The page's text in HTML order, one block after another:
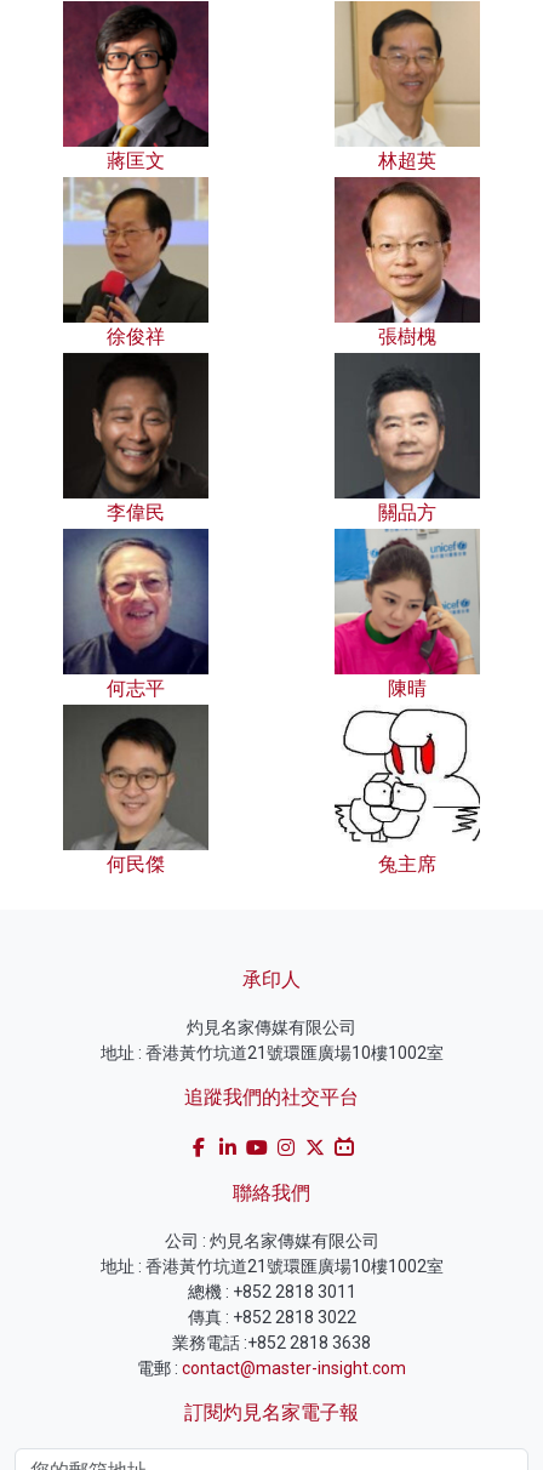
蔣匡文 林超英
徐俊祥 張樹槐
李偉民 關品方
何志平 陳晴
何民傑 兔主席
承印人
灼見名家傳媒有限公司
地址 : 香港黃竹坑道21號環匯廣場10樓1002室
追蹤我們的社交平台
聯絡我們
公司 : 灼見名家傳媒有限公司
地址 : 香港黃竹坑道21號環匯廣場10樓1002室
總機 : +852 2818 3011
傳真 : +852 2818 3022
業務電話 :+852 2818 3638
電郵 : contact@master-insight.com
訂閱灼見名家電子報